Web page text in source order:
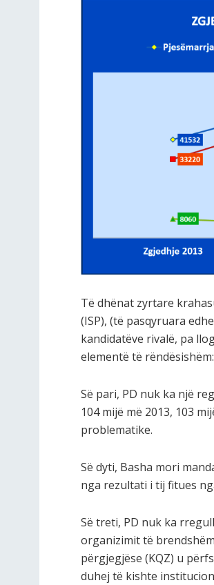
Të dhënat zyrtare
(ISP), (të pasqyruara
kandidatëve rivalë, pa
elementë të rëndësishëm:
Së pari, PD nuk ka një
104 mijë më 2013, 103
problematike.
Së dyti, Basha mori
nga rezultati i tij fitues
Së treti, PD nuk ka
organizimit të
përgjegjëse (KQZ) u
duhej të kishte